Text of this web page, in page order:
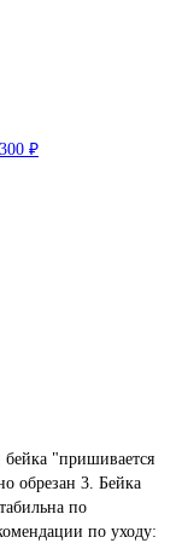
300 ₽
бейка "пришивается
обрезан 3. Бейка
по
по уходу: